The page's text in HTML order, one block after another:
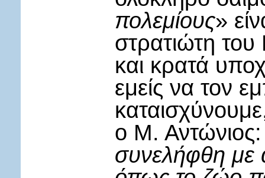
πολεμίους»
στρατιώτη του
και κρατά
εμείς να τον
ο Μ.
συνελήφθη με